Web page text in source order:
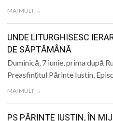
MAI MULT →
UNDE LITURGHISESC
DE SĂPTĂMÂNĂ
Duminică, 7 iunie, prima după
Preasfințitul Părinte Iustin,
MAI MULT →
PS PĂRINTE IUSTIN, ÎN